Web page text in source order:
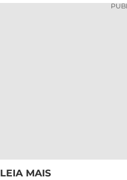
LEIA MAIS